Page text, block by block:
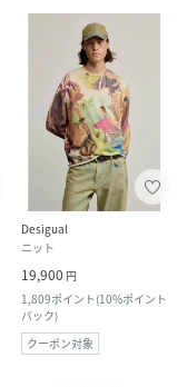
Desigual
ニット
19,900 円
1,809ポイント(10%ポイント
バック)
クーポン対象